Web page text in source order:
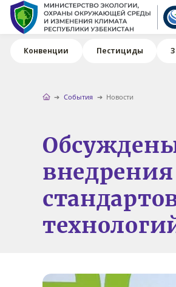
Конвенции Пестициды
События Новости